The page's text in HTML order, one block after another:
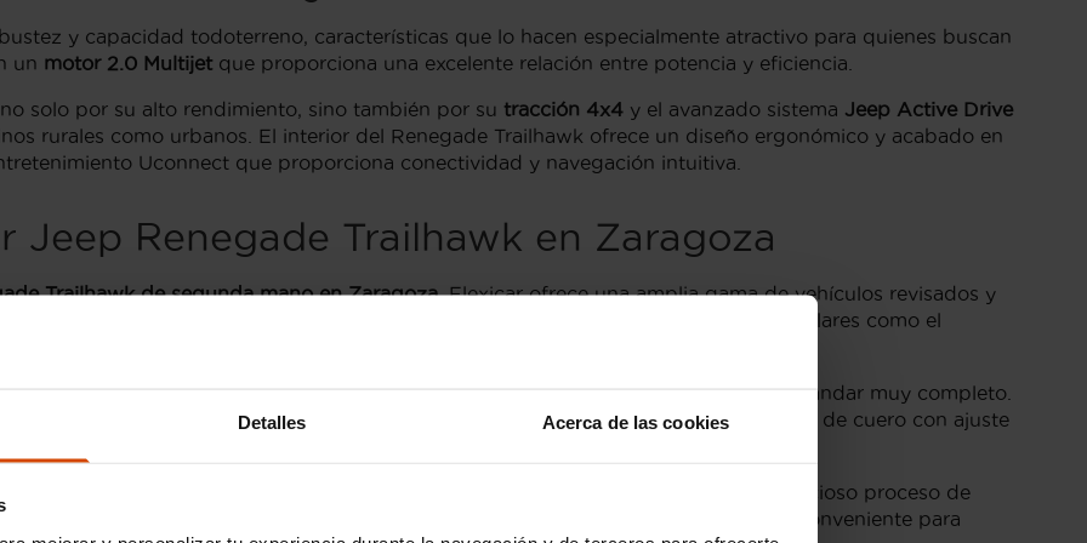
Detalles Acerca de las cookies
y capacidad todoterreno, características que lo hacen especialmente atractivo para quienes buscan
un motor 2.0 Multijet que proporciona una excelente relación entre potencia y eficiencia.
solo por su alto rendimiento, sino también por su tracción 4x4 y el avanzado sistema Jeep Active Drive
rurales como urbanos. El interior del Renegade Trailhawk ofrece un diseño ergonómico y acabado en
Uconnect que proporciona conectividad y navegación intuitiva.
Jeep Renegade Trailhawk en Zaragoza
Trailhawk de segunda mano en Zaragoza, Flexicar ofrece una amplia gama de vehículos revisados y
Además del Trailhawk, el Renegade está disponible en otras versiones populares como el
específicas que se adaptan a diferentes necesidades.
una combinación de estilo y funcionalidad, presentando un equipamiento estándar muy completo.
con características premium, como el sistema de sonido de alta fidelidad y asientos de cuero con ajuste
acceder a
, donde cada unidad ha pasado por un minucioso proceso de
esté en perfectas condiciones. Esto lo convierte en una inversión segura y conveniente para